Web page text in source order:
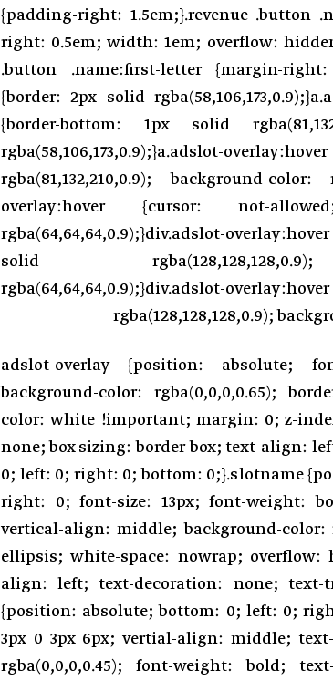
{padding-right: 1.5em;}.revenue .button
right: 0.5em; width: 1em; overflow:
.button .name:first-letter {margin-right:
{border: 2px solid
{border-bottom: 1px solid
rgba(58,106,173,0.9);}a.adslot-
rgba(81,132,210,0.9); background-color:
overlay:hover {cursor: not-
rgba(64,64,64,0.9);}div.adslot-
solid
rgba(64,64,64,0.9);}div.adslot-
rgba(128,128,128,0.9);
.adslot-overlay {position: absolute;
background-color: rgba(0,0,0,0.65);
color: white !important; margin: 0; z-
none; box-sizing: border-box; text-align:
0; left: 0; right: 0; bottom: 0;}.slotname
right: 0; font-size: 13px; font-weight:
vertical-align: middle; background-color:
ellipsis; white-space: nowrap; overflow:
align: left; text-decoration: none; text-
{position: absolute; bottom: 0; left: 0;
3px 0 3px 6px; vertial-align: middle;
rgba(0,0,0,0.45); font-weight: bold;